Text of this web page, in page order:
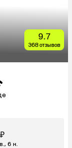
9.7
368 отзывов
6 н.